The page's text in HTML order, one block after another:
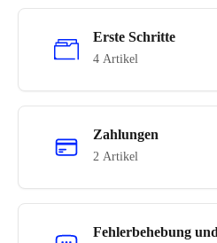
Erste Schritte
4 Artikel
Zahlungen
2 Artikel
Fehlerbehebung